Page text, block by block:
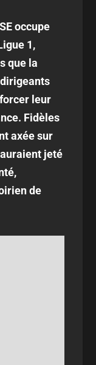
occupe
1,
que la
leur
Fidèles
axée sur
jeté
de